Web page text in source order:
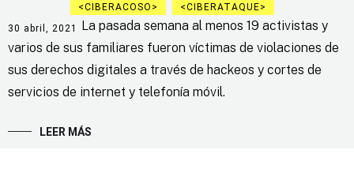
CIBERACOSO
CIBERATAQUE
30 abril, 2021
La pasada semana al menos 19 activistas y
varios de sus familiares fueron víctimas de violaciones de
sus derechos digitales a través de hackeos y cortes de
servicios de internet y telefonía móvil.
LEER MÁS